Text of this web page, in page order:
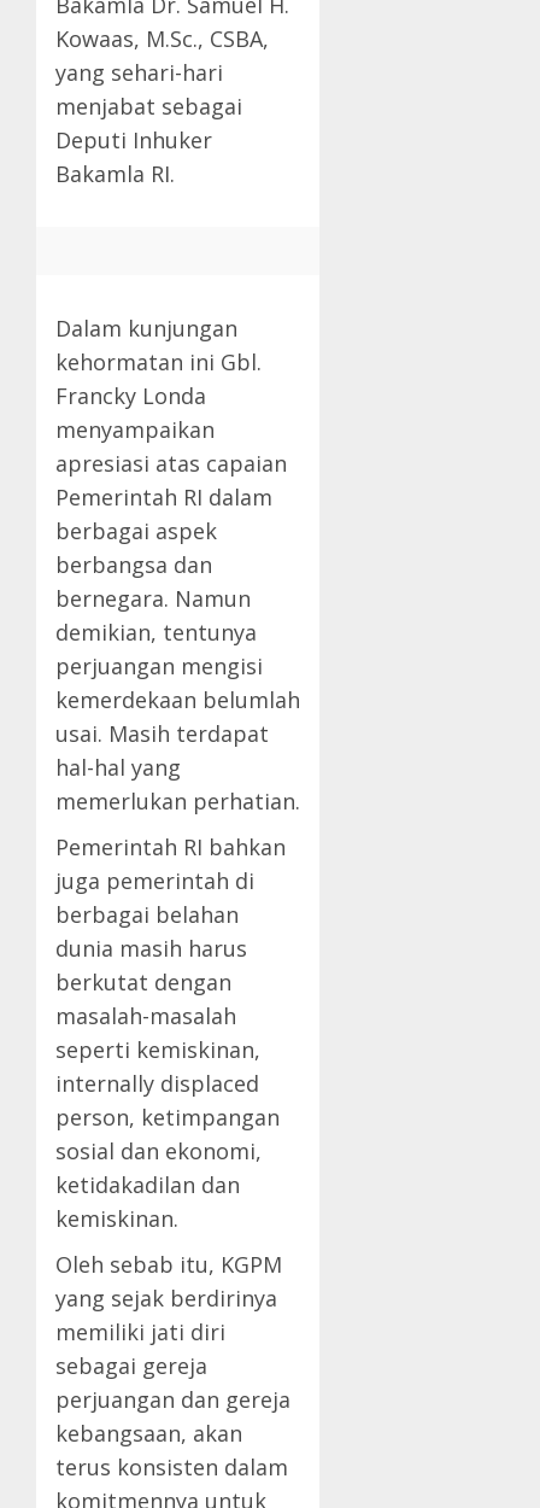
Kowaas, M.Sc., CSBA,
yang sehari-hari
menjabat sebagai
Deputi Inhuker
Bakamla RI.
Dalam kunjungan
kehormatan ini Gbl.
Francky Londa
menyampaikan
apresiasi atas capaian
Pemerintah RI dalam
berbagai aspek
berbangsa dan
bernegara. Namun
demikian, tentunya
perjuangan mengisi
kemerdekaan belumlah
usai. Masih terdapat
hal-hal yang
memerlukan perhatian.
Pemerintah RI bahkan
juga pemerintah di
berbagai belahan
dunia masih harus
berkutat dengan
masalah-masalah
seperti kemiskinan,
internally displaced
person, ketimpangan
sosial dan ekonomi,
ketidakadilan dan
kemiskinan.
Oleh sebab itu, KGPM
yang sejak berdirinya
memiliki jati diri
sebagai gereja
perjuangan dan gereja
kebangsaan, akan
terus konsisten dalam
komitmennya untuk